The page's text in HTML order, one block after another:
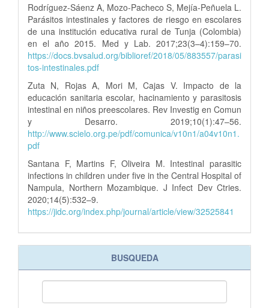
Rodríguez-Sáenz A, Mozo-Pacheco S, Mejía-Peñuela L.
Parásitos intestinales y factores de riesgo en escolares
de una institución educativa rural de Tunja (Colombia)
en el año 2015. Med y Lab. 2017;23(3–4):159–70.
https://docs.bvsalud.org/biblioref/2018/05/883557/parasi
tos-intestinales.pdf
Zuta N, Rojas A, Mori M, Cajas V. Impacto de la
educación sanitaria escolar, hacinamiento y parasitosis
intestinal en niños preescolares. Rev Investig en Comun
y Desarro. 2019;10(1):47–56.
http://www.scielo.org.pe/pdf/comunica/v10n1/a04v10n1.
pdf
Santana F, Martins F, Oliveira M. Intestinal parasitic
infections in children under five in the Central Hospital of
Nampula, Northern Mozambique. J Infect Dev Ctries.
2020;14(5):532–9.
https://jidc.org/index.php/journal/article/view/32525841
BUSQUEDA